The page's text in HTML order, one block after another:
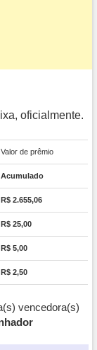
oficialmente.
Valor de prêmio
Acumulado
R$ 2.655,06
R$ 25,00
R$ 5,00
R$ 2,50
vencedora(s)